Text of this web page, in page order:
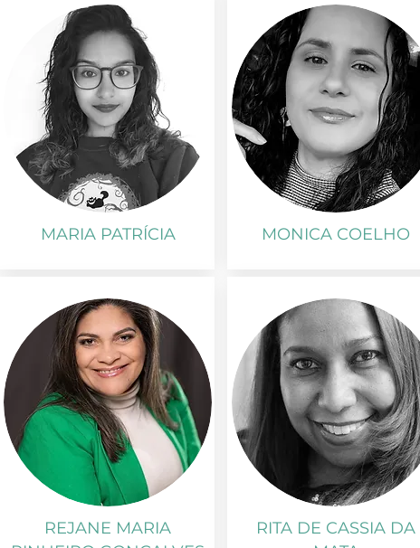
MARIA PATRÍCIA
REJANE MARIA
MONICA COELHO
RITA DE CASSIA DA